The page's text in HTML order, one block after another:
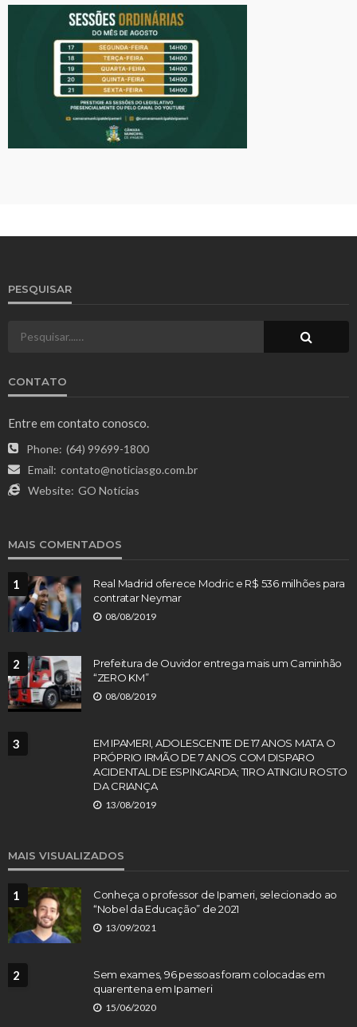
PESQUISAR
CONTATO
Entre em contato conosco.
Phone: (64) 99699-1800
Email: contato@noticiasgo.com.br
Website: GO Notícias
MAIS COMENTADOS
1
Real Madrid oferece Modric e R$ 536 milhões para
contratar Neymar
08/08/2019
2
Prefeitura de Ouvidor entrega mais um Caminhão
“ZERO KM”
08/08/2019
3
EM IPAMERI, ADOLESCENTE DE 17 ANOS MATA O
PRÓPRIO IRMÃO DE 7 ANOS COM DISPARO
ACIDENTAL DE ESPINGARDA; TIRO ATINGIU ROSTO
DA CRIANÇA
13/08/2019
MAIS VISUALIZADOS
1
Conheça o professor de Ipameri, selecionado ao
“Nobel da Educação” de 2021
13/09/2021
2
Sem exames, 96 pessoas foram colocadas em
quarentena em Ipameri
15/06/2020